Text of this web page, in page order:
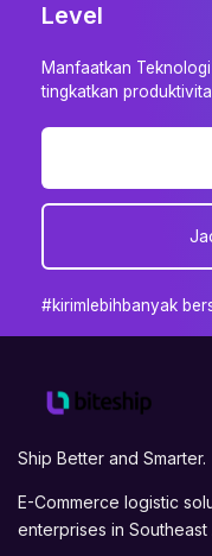
Level
Manfaatkan
tingkatkan
#kirimlebihbanyak
Ship Better and Smarter.
E-Commerce logistic
enterprises in Southeast